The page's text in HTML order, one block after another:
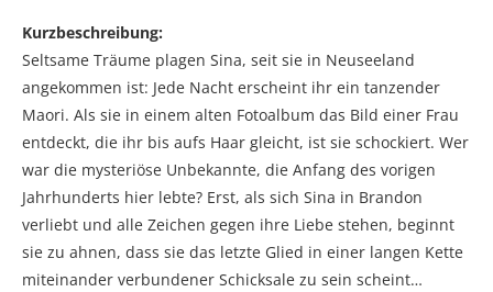
Kurzbeschreibung:
Seltsame Träume plagen Sina, seit sie in Neuseeland
angekommen ist: Jede Nacht erscheint ihr ein tanzender
Maori. Als sie in einem alten Fotoalbum das Bild einer Frau
entdeckt, die ihr bis aufs Haar gleicht, ist sie schockiert. Wer
war die mysteriöse Unbekannte, die Anfang des vorigen
Jahrhunderts hier lebte? Erst, als sich Sina in Brandon
verliebt und alle Zeichen gegen ihre Liebe stehen, beginnt
sie zu ahnen, dass sie das letzte Glied in einer langen Kette
miteinander verbundener Schicksale zu sein scheint…